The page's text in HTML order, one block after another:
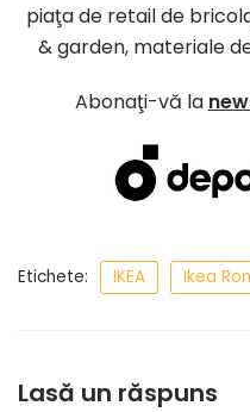
piaţa de retail de
& garden, materiale
Abonaţi-vă la
Etichete: IKEA Ikea
Lasă un răspuns